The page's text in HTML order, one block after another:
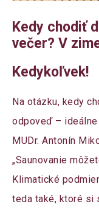
Kedy chodiť
večer? V
Kedykoľvek!
Na otázku, kedy
odpoveď –
MUDr. Antonín
„Saunovanie
Klimatické
teda také, ktoré si